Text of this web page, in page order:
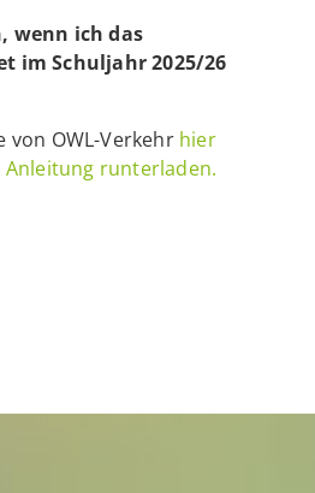
wenn ich das
im Schuljahr 2025/26
von OWL-Verkehr hier
Anleitung runterladen.